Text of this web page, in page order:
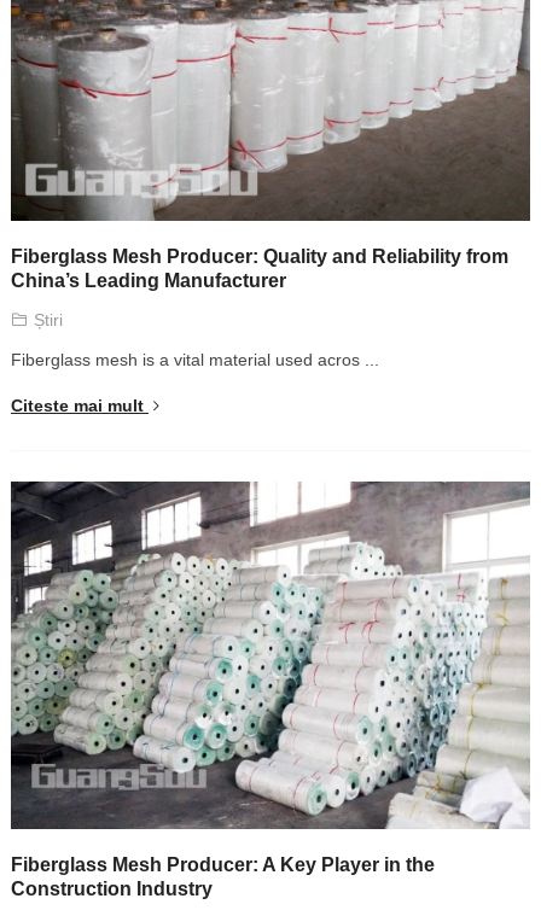
Fiberglass Mesh Producer: Quality and Reliability from
China’s Leading Manufacturer
Știri
Fiberglass mesh is a vital material used acros...
Citeste mai mult
Fiberglass Mesh Producer: A Key Player in the
Construction Industry